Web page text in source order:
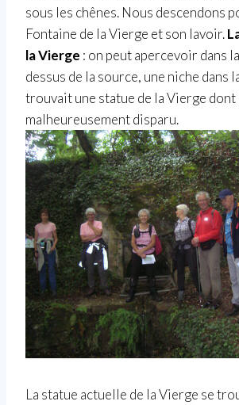
sous les chênes. Nous descendons
Fontaine de la Vierge et son lavoir.
la Vierge : on peut apercevoir dans
dessus de la source, une niche dans
trouvait une statue de la Vierge dont
malheureusement disparu.
La statue actuelle de la Vierge se